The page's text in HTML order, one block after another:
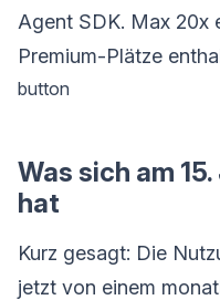
Agent SDK. Max 20x
Premium-Plätze
button
Was sich am
hat
Kurz gesagt: Die
jetzt von einem